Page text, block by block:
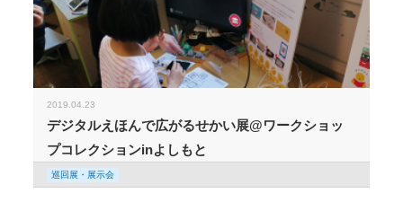
2019.04.23
デジタルえほんで広がるせかい展@ワークショッ
プコレクションinよしもと
巡回展・展示会